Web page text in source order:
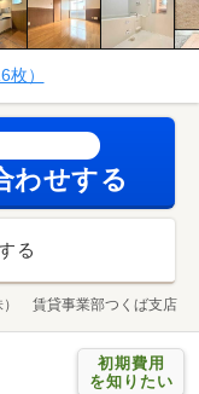
）
わせする
る
） 賃貸事業部つくば支店
初期費用
を知りたい